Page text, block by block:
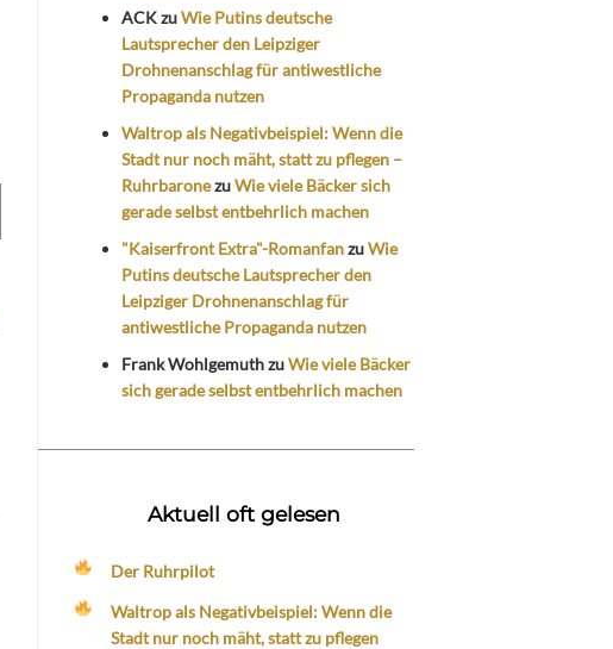
ACKzuWie Putins deutsche
Lautsprecher den Leipziger
Drohnenanschlag für antiwestliche
Propaganda nutzen
Waltrop als Negativbeispiel: Wenn die
Stadt nur noch mäht, statt zu pflegen –
RuhrbaronezuWie viele Bäcker sich
gerade selbst entbehrlich machen
"Kaiserfront Extra"-RomanfanzuWie
Putins deutsche Lautsprecher den
Leipziger Drohnenanschlag für
antiwestliche Propaganda nutzen
Frank WohlgemuthzuWie viele Bäcker
sich gerade selbst entbehrlich machen
Aktuell oft gelesen
Der Ruhrpilot
Waltrop als Negativbeispiel: Wenn die
Stadt nur noch mäht, statt zu pflegen